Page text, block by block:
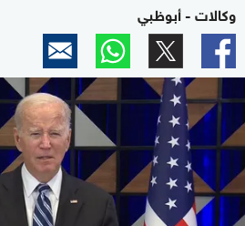
وكالات - أبوظبي